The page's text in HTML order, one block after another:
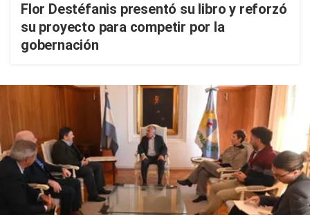
Flor Destéfanis presentó su libro y reforzó
su proyecto para competir por la
gobernación